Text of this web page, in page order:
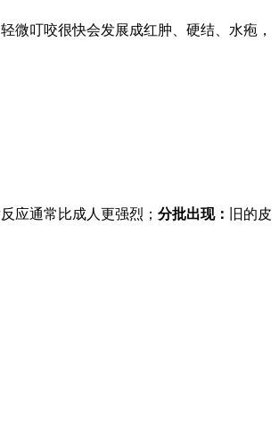
微叮咬很快会发展成红肿、硬结、水疱，
应通常比成人更强烈； 分批出现：
旧的皮